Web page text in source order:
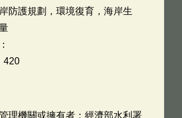
防護規劃，環境復育，海岸生
420
理機關或擁有者：經濟部水利署